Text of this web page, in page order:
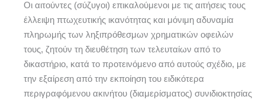
Οι αιτούντες (σύζυγοι) επικαλούμενοι με τις αιτήσεις τους
έλλειψη πτωχευτικής ικανότητας και μόνιμη αδυναμία
πληρωμής των ληξιπρόθεσμων χρηματικών οφειλών
τους, ζητούν τη διευθέτηση των τελευταίων από το
δικαστήριο, κατά το προτεινόμενο από αυτούς σχέδιο, με
την εξαίρεση από την εκποίηση του ειδικότερα
περιγραφόμενου ακινήτου (διαμερίσματος) συνιδιοκτησίας